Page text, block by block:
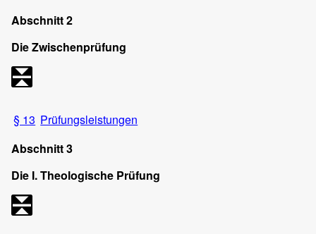
Abschnitt 2
Die Zwischenprüfung
§ 13 Prüfungsleistungen
Abschnitt 3
Die I. Theologische Prüfung